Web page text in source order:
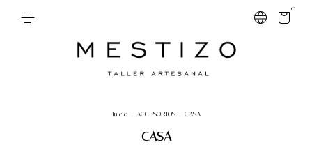
0
Inicio . ACCESORIOS . CASA
CASA